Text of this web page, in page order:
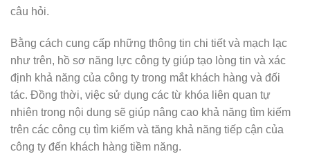
câu hỏi.
Bằng cách cung cấp những thông tin chi tiết và mạch lạc
như trên, hồ sơ năng lực công ty giúp tạo lòng tin và xác
định khả năng của công ty trong mắt khách hàng và đối
tác. Đồng thời, việc sử dụng các từ khóa liên quan tự
nhiên trong nội dung sẽ giúp nâng cao khả năng tìm kiếm
trên các công cụ tìm kiếm và tăng khả năng tiếp cận của
công ty đến khách hàng tiềm năng.